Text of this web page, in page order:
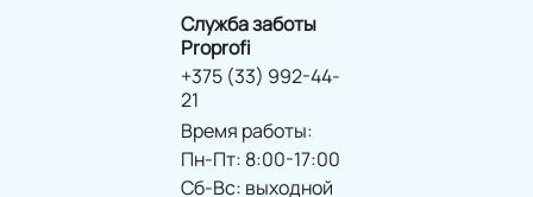
Служба заботы
Proprofi
+375 (33) 992-44-
21
Время работы:
Пн-Пт: 8:00-17:00
Сб-Вс: выходной